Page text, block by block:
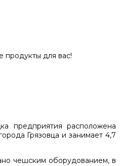
продукты для вас!
предприятия расположена
Грязовца и занимает 4,7
чешским оборудованием, в